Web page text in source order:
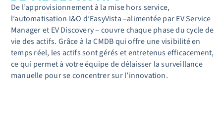
De l’approvisionnement à la mise hors service,
l’automatisation I&O d’EasyVista–alimentée par EV Service
Manager et EV Discovery– couvre chaque phase du cycle de
vie des actifs. Grâce à la CMDB qui offre une visibilité en
temps réel, les actifs sont gérés et entretenus efficacement,
ce qui permet à votre équipe dedélaisser lasurveillance
manuelle pourse concentrer sur l’innovation.